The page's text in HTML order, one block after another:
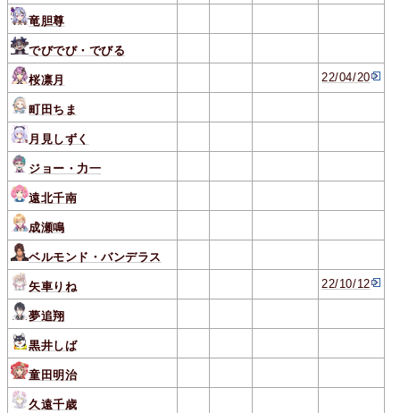
竜胆尊
でびでび・でびる
桜凛月 22/04/20
町田ちま
月見しずく
ジョー・力一
遠北千南
成瀬鳴
ベルモンド・バンデラス
矢車りね 22/10/12
夢追翔
黒井しば
童田明治
久遠千歳